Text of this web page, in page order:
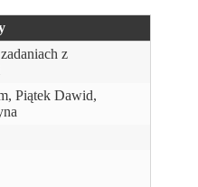
z
Piątek Dawid,